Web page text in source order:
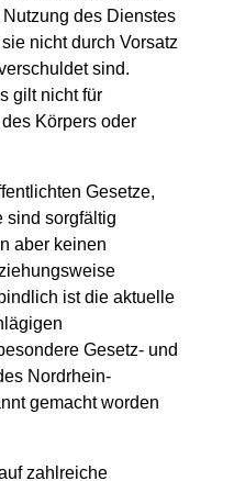
des Dienstes
nicht durch Vorsatz
sind.
gilt nicht für
Körpers oder
Gesetze,
sind sorgfältig
aber keinen
ist die aktuelle
Gesetz- und
Nordrhein-
gemacht worden
zahlreiche